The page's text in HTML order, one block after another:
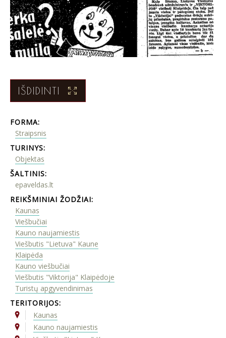
IŠDIDINTI
FORMA:
Straipsnis
TURINYS:
Objektas
ŠALTINIS:
epaveldas.lt
REIKŠMINIAI ŽODŽIAI:
Kaunas
Viešbučiai
Kauno naujamiestis
Viešbutis "Lietuva" Kaune
Klaipėda
Kauno viešbučiai
Viešbutis "Viktorija" Klaipėdoje
Turistų apgyvendinimas
TERITORIJOS:
Kaunas
Kauno naujamiestis